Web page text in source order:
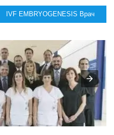
IVF EMBRYOGENESIS Врач